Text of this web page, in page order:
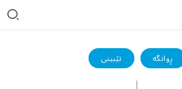
تێبینی ڕوانگە